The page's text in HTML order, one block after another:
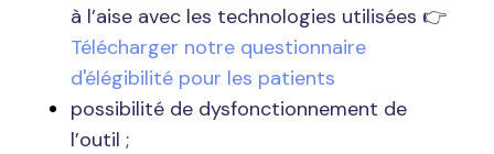
à l’aise avec les technologies utilisées 👉
Télécharger notre questionnaire
d'élégibilité pour les patients
possibilité de dysfonctionnement de
l’outil ;